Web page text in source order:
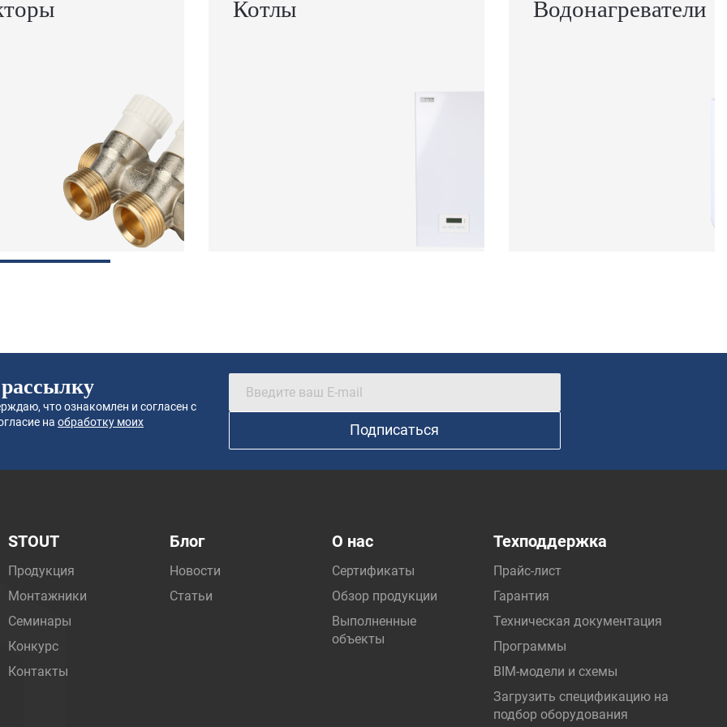
Котлы Водонагреватели
что ознакомлен и согласен с
на обработку моих
Подписаться
STOUT
Продукция
Монтажники
Семинары
Конкурс
Контакты
Блог
Новости
Статьи
О нас
Сертификаты
Обзор продукции
Выполненные
объекты
Техподдержка
Прайс-лист
Гарантия
Техническая документация
Программы
BIM-модели и схемы
Загрузить спецификацию на
подбор оборудования